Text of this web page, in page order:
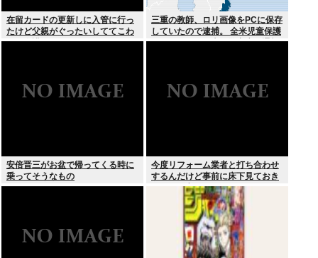
在留カードの更新しに入管に行っ
たけど父親がぐったいしててこわ
い要介護3
三重の教師、ロリ画像をPCに保存
していたので逮捕。 全米児童保護
センターから日本の警察庁に通報
安倍晋三がお盆で帰ってくる時に
乗ってそうなもの
今度リフォーム業者と打ち合わせ
するんだけど事前に床下見ておき
たいって言われたんだけどそうい
うものなの？